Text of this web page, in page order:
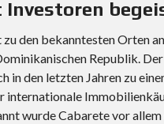
Investoren
den bekanntesten Orten
Republik.
in den letzten Jahren zu
internationale
wurde Cabarete vor allem